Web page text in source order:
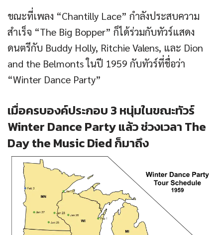
ขณะที่เพลง “Chantilly Lace” กำลังประสบความ
สำเร็จ “The Big Bopper” ก็ได้ร่วมกับทัวร์แสดง
ดนตรีกับ Buddy Holly, Ritchie Valens, และ Dion
and the Belmonts ในปี 1959 กับทัวร์ที่ชื่อว่า
“Winter Dance Party”
เมื่อครบองค์ประกอบ 3 หนุ่มในขณะทัวร์
Winter Dance Party แล้ว ช่วงเวลา The
Day the Music Died ก็มาถึง